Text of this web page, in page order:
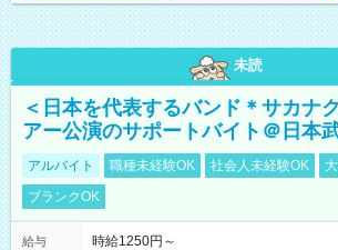
未読
＜日本を代表するバンド＊サカナ
アー公演のサポートバイト＠日本
アルバイト 職種未経験OK 社会人未経験OK
ブランクOK
給与
時給1250円～